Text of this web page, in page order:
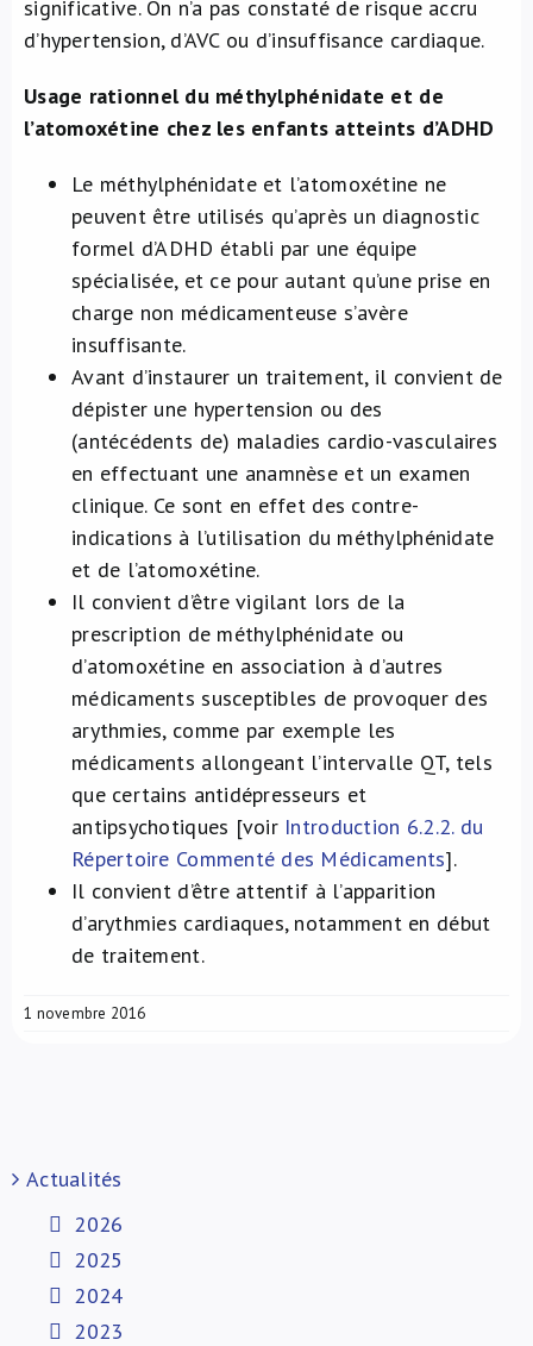
significative. On n’a pas constaté de risque accru
d’hypertension, d’AVC ou d’insuffisance cardiaque.
Usage rationnel du méthylphénidate et de
l’atomoxétine chez les enfants atteints d’ADHD
Le méthylphénidate et l’atomoxétine ne
peuvent être utilisés qu’après un diagnostic
formel d’ADHD établi par une équipe
spécialisée, et ce pour autant qu’une prise en
charge non médicamenteuse s’avère
insuffisante.
Avant d’instaurer un traitement, il convient de
dépister une hypertension ou des
(antécédents de) maladies cardio-vasculaires
en effectuant une anamnèse et un examen
clinique. Ce sont en effet des contre-
indications à l’utilisation du méthylphénidate
et de l’atomoxétine.
Il convient d’être vigilant lors de la
prescription de méthylphénidate ou
d’atomoxétine en association à d’autres
médicaments susceptibles de provoquer des
arythmies, comme par exemple les
médicaments allongeant l’intervalle QT, tels
que certains antidépresseurs et
antipsychotiques [voir Introduction 6.2.2. du
Répertoire Commenté des Médicaments].
Il convient d’être attentif à l’apparition
d’arythmies cardiaques, notamment en début
de traitement.
1 novembre 2016
Actualités
2026
2025
2024
2023